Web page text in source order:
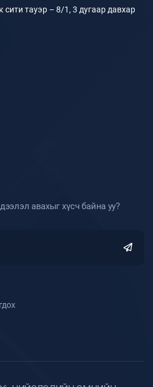
сити тауэр – 8/1, 3 дугаар давхар
авахыг хүсч байна уу?